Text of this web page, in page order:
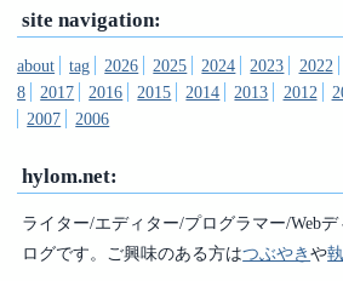
site navigation:
about tag 2026 2025 2024 2023 2022
8
2017 2016 2015 2014 2013 2012
2007
2006
hylom.net:
ライター/エディター/プログラマー/Web
ログです。ご興味のある方はつぶやきや